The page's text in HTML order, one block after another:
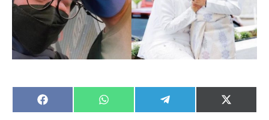
Share
on
Share
on
Share
on
Share
on